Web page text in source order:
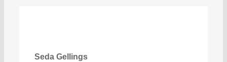
Seda Gellings